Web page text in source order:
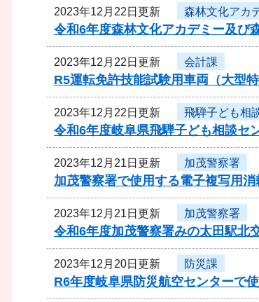
2023年12月22日更新 森林文化アカ
令和6年度森林文化アカデミー及び
2023年12月22日更新 会計課
R5運転免許技能試験用車両（大型
2023年12月22日更新 飛騨子ども相
令和6年度岐阜県飛騨子ども相談セ
2023年12月21日更新 加茂警察署
加茂警察署で使用する電子複写用
2023年12月21日更新 加茂警察署
令和6年度加茂警察署みの太田駅北
2023年12月20日更新 防災課
R6年度岐阜県防災航空センターで